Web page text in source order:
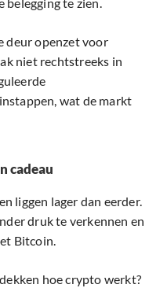
deur openzet voor
niet rechtstreeks in
wat de markt
cadeau
liggen lager dan eerder.
druk te verkennen en
Bitcoin.
hoe crypto werkt?